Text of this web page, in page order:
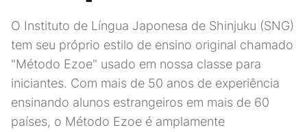
O Instituto de Língua Japonesa de Shinjuku (SNG)
tem seu próprio estilo de ensino original chamado
"Método Ezoe" usado em nossa classe para
iniciantes. Com mais de 50 anos de experiência
ensinando alunos estrangeiros em mais de 60
países, o Método Ezoe é amplamente